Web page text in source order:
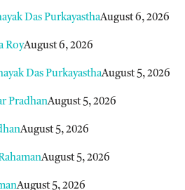
Das PurkayasthaAugust 6, 2026
RoyAugust 6, 2026
Das PurkayasthaAugust 5, 2026
PradhanAugust 5, 2026
August 5, 2026
August 5, 2026
August 5, 2026